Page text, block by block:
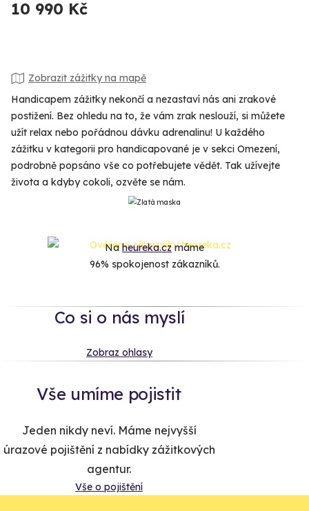
10 990 Kč
Zobrazit zážitky na mapě
Handicapem zážitky nekončí a nezastaví nás ani zrakové
postižení. Bez ohledu na to, že vám zrak neslouží, si můžete
užít relax nebo pořádnou dávku adrenalinu! U každého
zážitku v kategorii pro handicapované je v sekci Omezení,
podrobně popsáno vše co potřebujete vědět. Tak užívejte
života a kdyby cokoli, ozvěte se nám.
Naheureka.czmáme
96% spokojenost zákazníků.
Co si o nás myslí
Zobraz ohlasy
Vše umíme pojistit
Jeden nikdy neví. Máme nejvyšší
úrazové pojištění z nabídky zážitkových
agentur.
Vše o pojištění